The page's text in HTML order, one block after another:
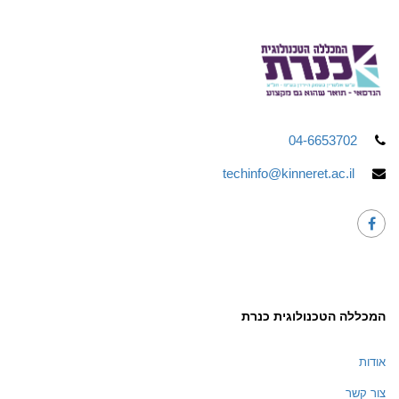
04-6653702
techinfo@kinneret.ac.il
המכללה הטכנולוגית כנרת
אודות
צור קשר